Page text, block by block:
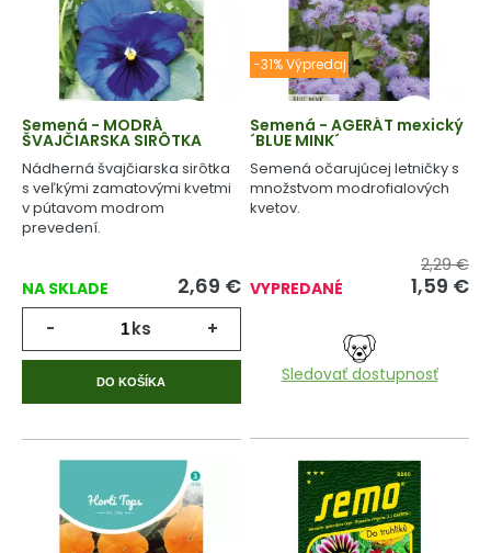
Semená - MODRÁ
ŠVAJČIARSKA SIRÔTKA
Nádherná švajčiarska sirôtka
s veľkými zamatovými kvetmi
v pútavom modrom
prevedení.
NA SKLADE 2,69 €
- ks +
DO KOŠÍKA
-31% Výpredaj
Semená - AGERÁT mexický
´BLUE MINK´
Semená očarujúcej letničky s
množstvom modrofialových
kvetov.
VYPREDANÉ
2,29 €
1,59 €
Sledovať dostupnosť